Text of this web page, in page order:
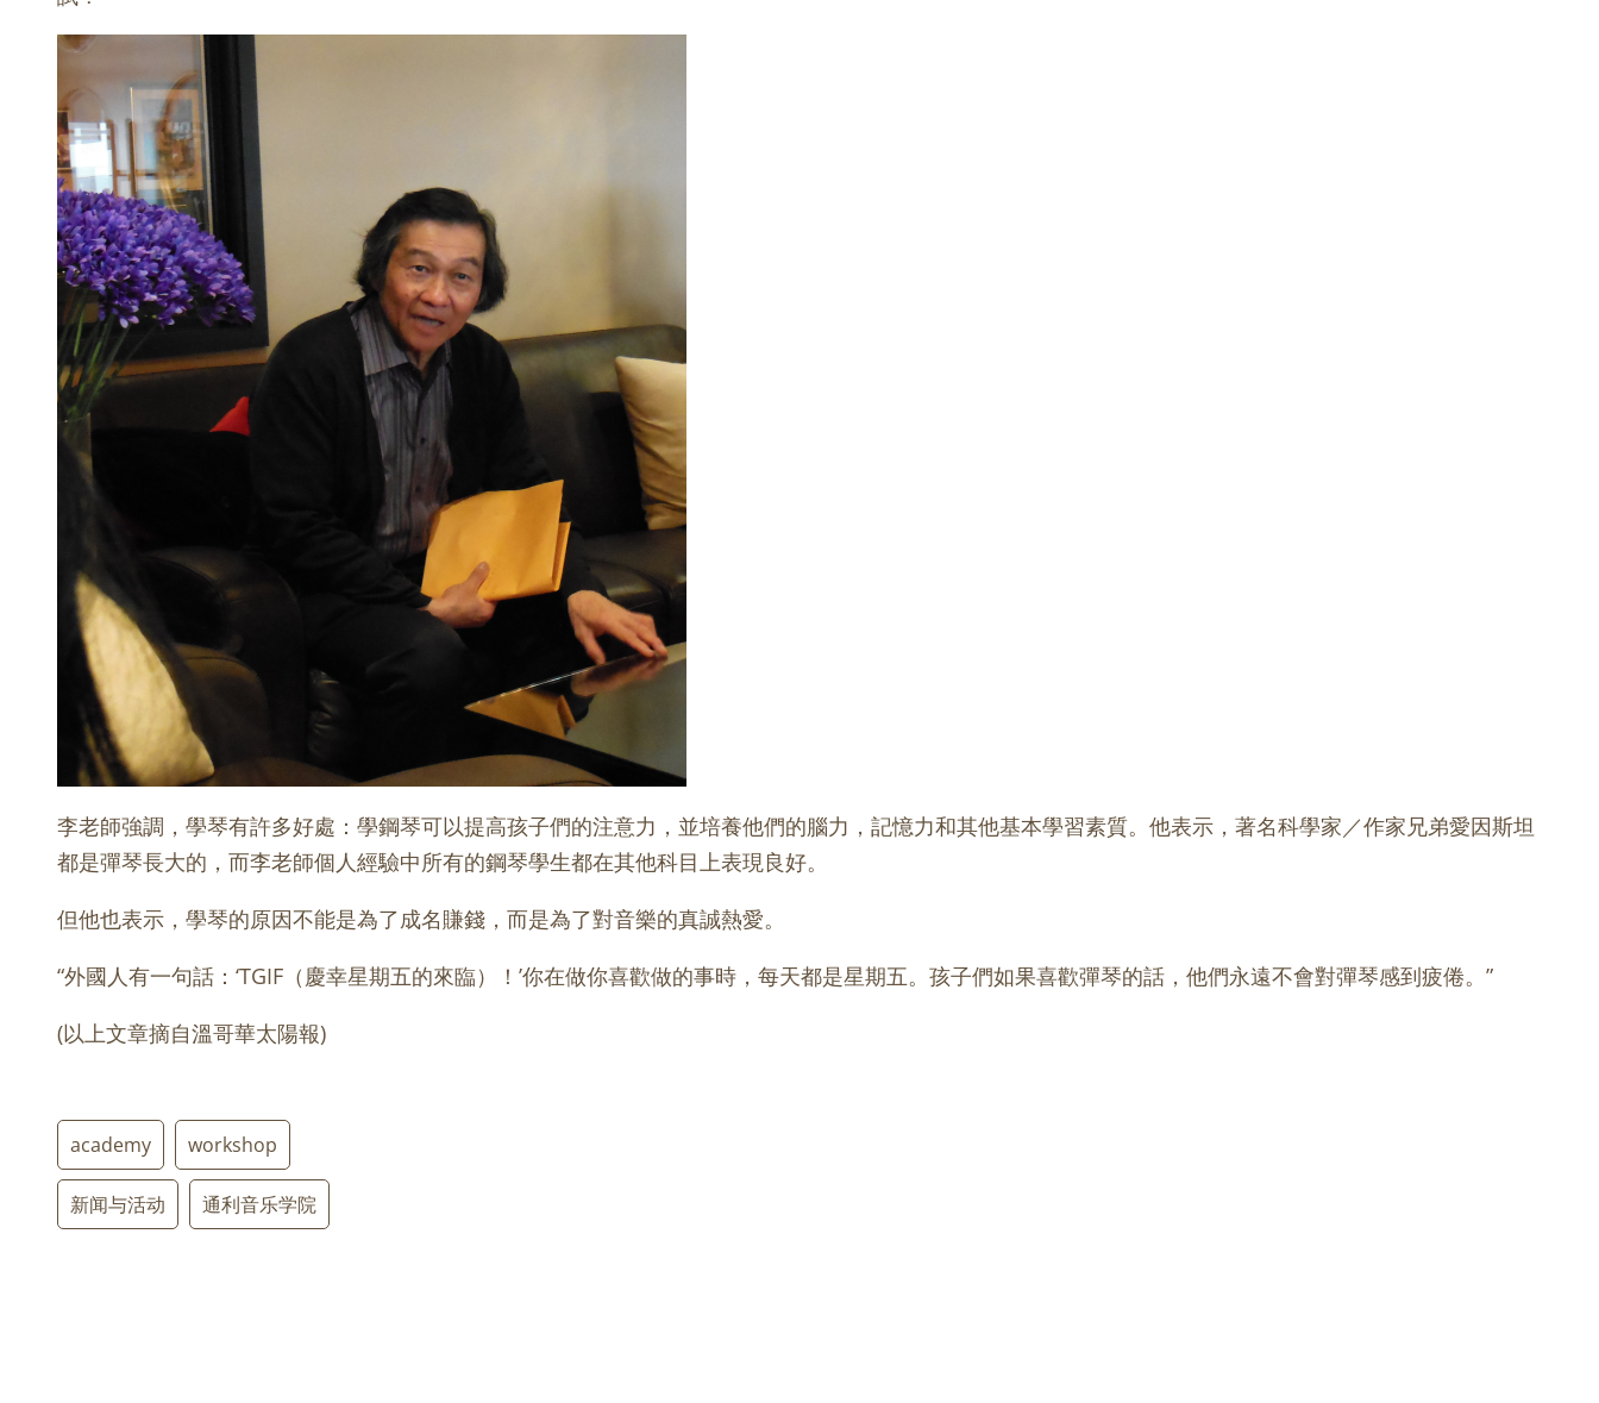
李老師強調，學琴有許多好處：學鋼琴可以提高孩子們的注意力，並培養他們的腦力，記憶力和其他基本學習素質。他表示，著名科學家／作家兄弟愛因斯坦
都是彈琴長大的，而李老師個人經驗中所有的鋼琴學生都在其他科目上表現良好。
但他也表示，學琴的原因不能是為了成名賺錢，而是為了對音樂的真誠熱愛。
“外國人有一句話：‘TGIF（慶幸星期五的來臨）！’你在做你喜歡做的事時，每天都是星期五。孩子們如果喜歡彈琴的話，他們永遠不會對彈琴感到疲倦。”
(以上文章摘自溫哥華太陽報)
academy workshop
新闻与活动 通利音乐学院